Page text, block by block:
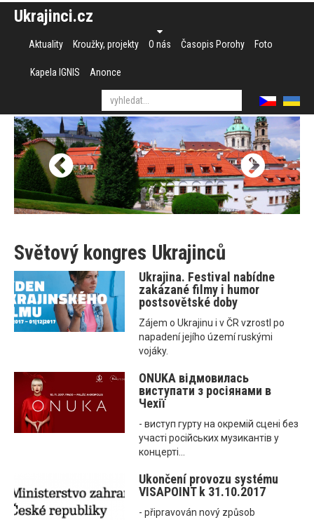
Ukrajinci.cz
Aktuality Kroužky, projekty O nás Časopis Porohy Foto
Kapela IGNIS Anonce
Světový kongres Ukrajinců
Ukrajina. Festival nabídne
zakázané filmy i humor
postsovětské doby
Zájem o Ukrajinu i v ČR vzrostl po
napadení jejího území ruskými
vojáky.
ONUKA відмовилась
виступати з росіянами в
Чехії
- виступ гурту на окремій сцені без
участі російських музикантів у
концерті...
Ukončení provozu systému
VISAPOINT k 31.10.2017
- připravován nový způsob